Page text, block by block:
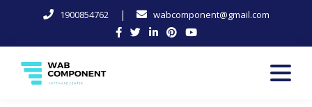
1900854762 | wabcomponent@gmail.com
content